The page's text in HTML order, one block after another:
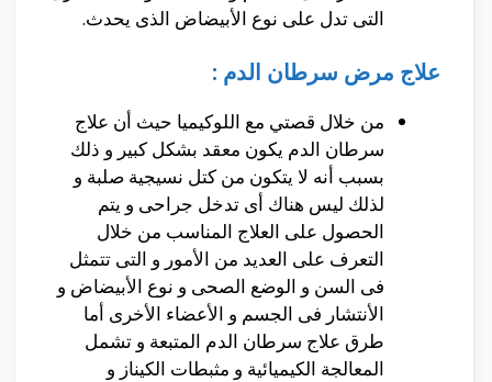
التى تدل على نوع الأبيضاض الذى يحدث.
علاج مرض سرطان الدم :
من خلال قصتي مع اللوكيميا حيث أن علاج
سرطان الدم يكون معقد بشكل كبير و ذلك
بسبب أنه لا يتكون من كتل نسيجية صلبة و
لذلك ليس هناك أى تدخل جراحى و يتم
الحصول على العلاج المناسب من خلال
التعرف على العديد من الأمور و التى تتمثل
فى السن و الوضع الصحى و نوع الأبيضاض و
الأنتشار فى الجسم و الأعضاء الأخرى أما
طرق علاج سرطان الدم المتبعة و تشمل
المعالجة الكيميائية و مثبطات الكيناز و